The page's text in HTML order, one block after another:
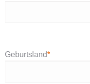
Geburtsland*